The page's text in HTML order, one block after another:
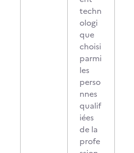
techn
ologi
que
choisi
parmi
les
perso
nnes
qualif
iées
de la
profe